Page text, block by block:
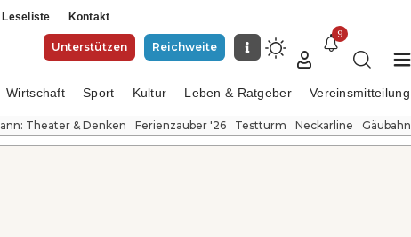
Leseliste Kontakt
Unterstützen Reichweite
9
Wirtschaft Sport Kultur Leben & Ratgeber Vereinsmitteilung
Theater & Denken Ferienzauber '26 Testturm Neckarline Gäubahn